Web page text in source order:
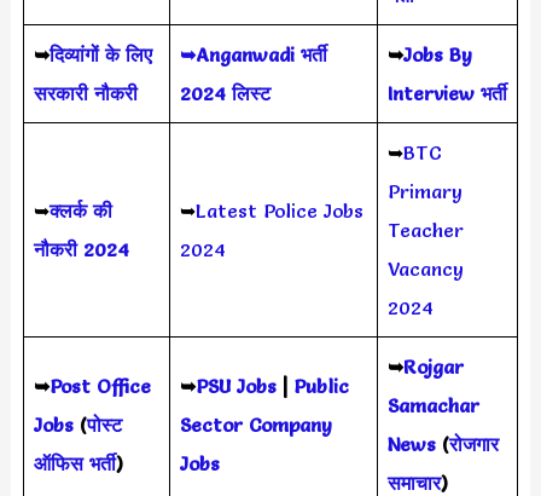
➥दिव्यांगों के लिए
सरकारी नौकरी
➥Anganwadi भर्ती
2024 लिस्ट
➥Jobs By
Interview भर्ती
➥क्लर्क की
नौकरी 2024
➥Latest Police Jobs
2024
➥BTC
Primary
Teacher
Vacancy
2024
➥Post Office
Jobs(पोस्ट
ऑफिस भर्ती)
➥PSU Jobs| Public
Sector Company
Jobs
➥Rojgar
Samachar
News(रोजगार
समाचार)